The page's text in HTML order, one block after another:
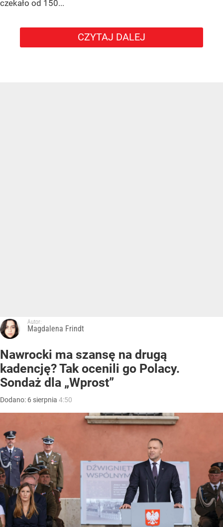
czekało od 150...
CZYTAJ DALEJ
Autor:
Magdalena Frindt
Nawrocki ma szansę na drugą
kadencję? Tak ocenili go Polacy.
Sondaż dla „Wprost”
Dodano: 6 sierpnia 4:50